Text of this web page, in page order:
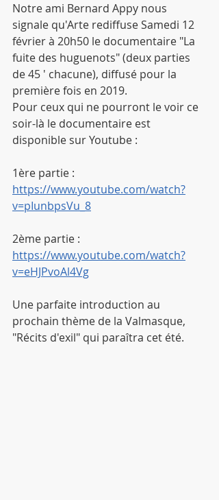
Notre ami Bernard Appy nous
signale qu'Arte rediffuse Samedi 12
février à 20h50 le documentaire "La
fuite des huguenots" (deux parties
de 45 ' chacune), diffusé pour la
première fois en 2019.
Pour ceux qui ne pourront le voir ce
soir-là le documentaire est
disponible sur Youtube :
1ère partie :
https://www.youtube.com/watch?
v=pIunbpsVu_8
2ème partie :
https://www.youtube.com/watch?
v=eHJPvoAl4Vg
Une parfaite introduction au
prochain thème de la Valmasque,
"Récits d'exil" qui paraîtra cet été.